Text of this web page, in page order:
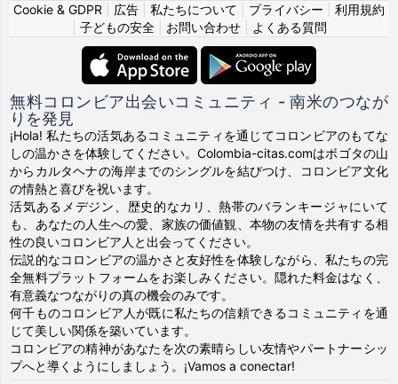
Cookie & GDPR
広告 私たちについて プライバシー
利用規約
子どもの安全| お問い合わせ| よくある質問
無料コロンビア出会いコミュニティ - 南米のつなが
りを発見
¡Hola! 私たちの活気あるコミュニティを通じてコロンビアのもてな
しの温かさを体験してください。Colombia-citas.comはボゴタの山
からカルタヘナの海岸までのシングルを結びつけ、コロンビア文化
の情熱と喜びを祝います。
活気あるメデジン、歴史的なカリ、熱帯のバランキージャにいて
も、あなたの人生への愛、家族の価値観、本物の友情を共有する相
性の良いコロンビア人と出会ってください。
伝説的なコロンビアの温かさと友好性を体験しながら、私たちの完
全無料プラットフォームをお楽しみください。隠れた料金はなく、
有意義なつながりの真の機会のみです。
何千ものコロンビア人が既に私たちの信頼できるコミュニティを通
じて美しい関係を築いています。
コロンビアの精神があなたを次の素晴らしい友情やパートナーシッ
プへと導くようにしましょう。¡Vamos a conectar!